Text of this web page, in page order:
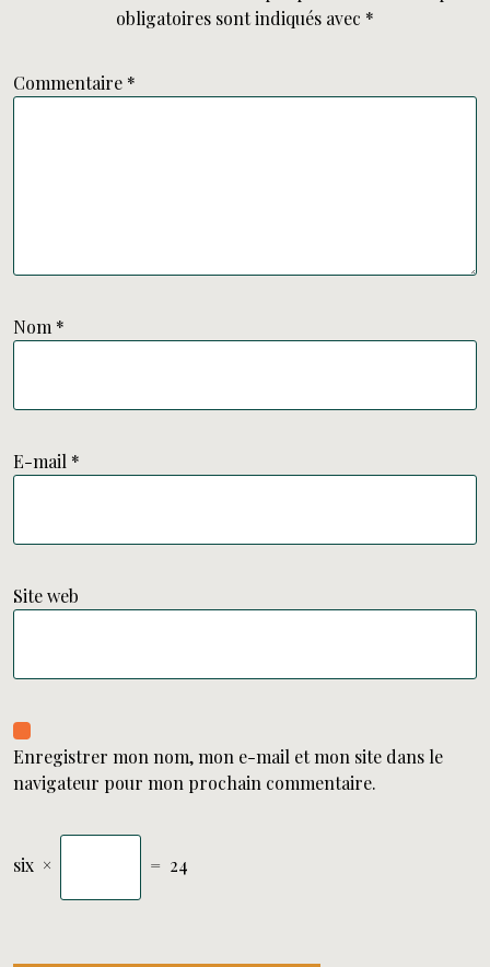
obligatoires sont indiqués avec *
Commentaire *
Nom *
E-mail *
Site web
Enregistrer mon nom, mon e-mail et mon site dans le
navigateur pour mon prochain commentaire.
six × = 24